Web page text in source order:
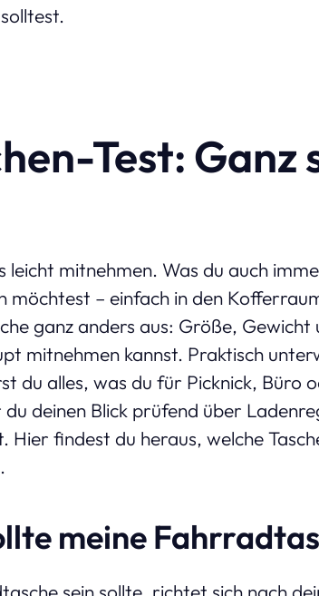
Test: Ganz
leicht mitnehmen. Was du auch
– einfach in den
ganz anders aus: Größe, Gewicht
mitnehmen kannst. Praktisch
du alles, was du für Picknick, Büro
deinen Blick prüfend über
Hier findest du heraus, welche
meine
sein sollte, richtet sich nach